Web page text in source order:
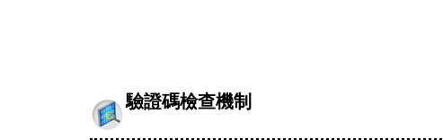
驗證碼檢查機制